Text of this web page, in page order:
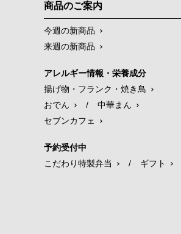
商品のご案内
今週の新商品
来週の新商品
アレルギー情報・栄養成分
揚げ物・フランク・焼き鳥
おでん
/
中華まん
セブンカフェ
予約受付中
こだわり特製弁当
/ ギフト